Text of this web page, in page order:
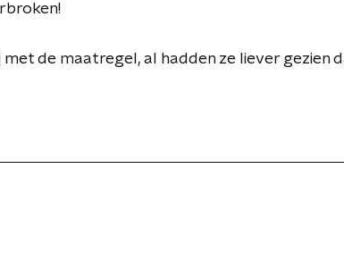
met de maatregel, al hadden ze liever gezien